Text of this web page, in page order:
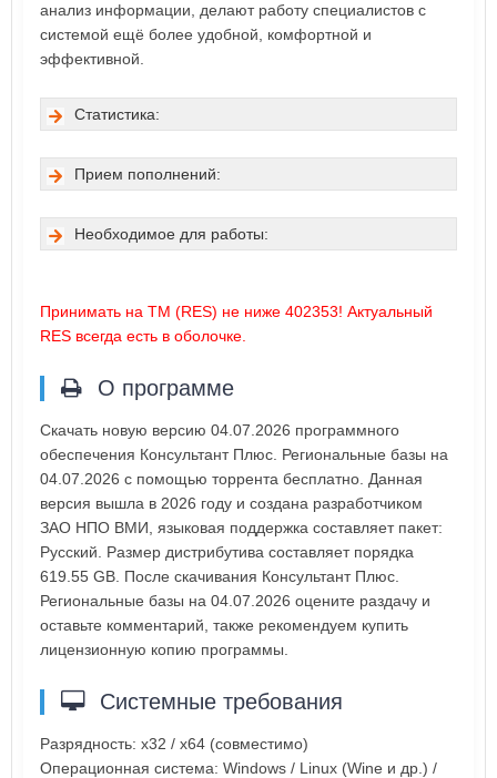
анализ информации, делают работу специалистов с
системой ещё более удобной, комфортной и
эффективной.
Статистика:
Прием пополнений:
Необходимое для работы:
Принимать на ТМ (RES) не ниже 402353! Актуальный
RES всегда есть в оболочке.
О программе
Скачать новую версию 04.07.2026 программного
обеспечения Консультант Плюс. Региональные базы на
04.07.2026 с помощью торрента бесплатно. Данная
версия вышла в 2026 году и создана разработчиком
ЗАО НПО ВМИ, языковая поддержка составляет пакет:
Русский. Размер дистрибутива составляет порядка
619.55 GB. После скачивания Консультант Плюс.
Региональные базы на 04.07.2026 оцените раздачу и
оставьте комментарий, также рекомендуем купить
лицензионную копию программы.
Системные требования
Разрядность: x32 / x64 (совместимо)
Операционная система: Windows / Linux (Wine и др.) /